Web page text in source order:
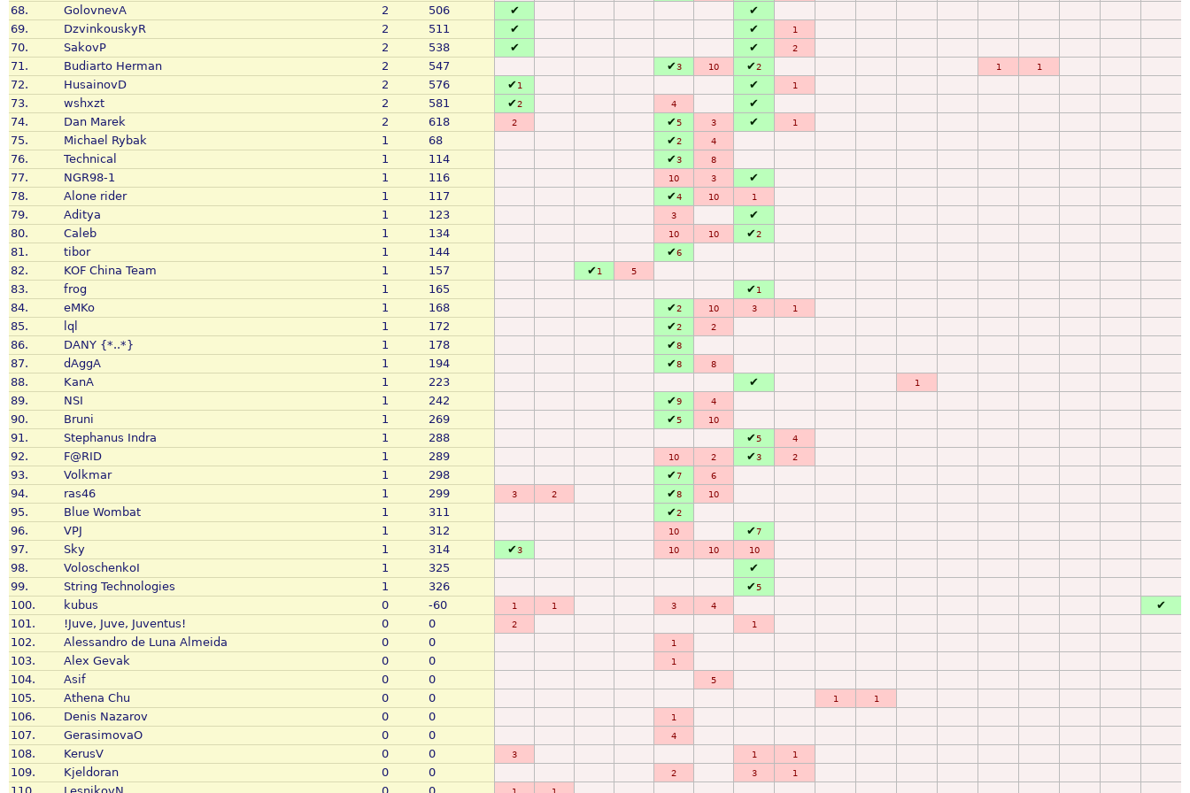
68. GolovnevA 2 506 ✔
✔
69.
DzvinkouskyR 2 511 ✔ ✔ 1
70. SakovP 2 538 ✔ ✔ 2
71. Budiarto Herman 2 547 ✔3 10 ✔2 1 1
72. HusainovD 2 576 ✔1 ✔ 1
73. wshxzt 2 581 ✔2 4
✔
74.
Dan Marek 2 618 2 ✔5 3 ✔ 1
75. Michael Rybak 1 68 ✔2 4
76. Technical 1 114 ✔3 8
77. NGR98-1 1 116 10 3
✔
78.
Alone rider 1 117 ✔4 10 1
79. Aditya 1 123 3
✔
80.
Caleb 1 134 10 10 ✔2
81. tibor 1 144 ✔6
82. KOF China Team 1 157 ✔1 5
83. frog 1 165 ✔1
84. eMKo 1 168 ✔2 10 3 1
85. lql 1 172 ✔2 2
86. DANY {*..*} 1 178 ✔8
87. dAggA 1 194 ✔8 8
88. KanA 1 223 ✔ 1
89. NSI 1 242 ✔9 4
90. Bruni 1 269 ✔5 10
91. Stephanus Indra 1 288 ✔5 4
92. F@RID 1 289 10 2 ✔3 2
93. Volkmar 1 298 ✔7 6
94. ras46 1 299 3 2 ✔8 10
95. Blue Wombat 1 311 ✔2
96. VPJ 1 312 10 ✔7
97. Sky 1 314 ✔3 10 10 10
98. VoloschenkoI 1 325
✔
99.
String Technologies 1 326 ✔5
100. kubus 0 -60 1 1 3 4
✔
101.
!Juve, Juve, Juventus! 0 0 2 1
102. Alessandro de Luna Almeida 0 0 1
103. Alex Gevak 0 0 1
104. Asif 0 0 5
105. Athena Chu 0 0 1 1
106. Denis Nazarov 0 0 1
107. GerasimovaO 0 0 4
108. KerusV 0 0 3 1 1
109. Kjeldoran 0 0 2 3 1